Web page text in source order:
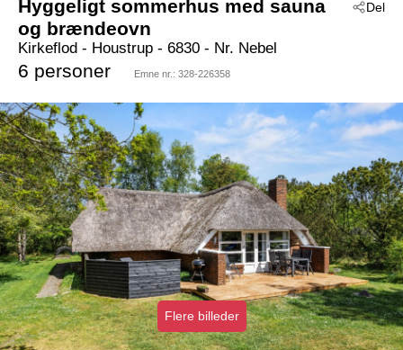
Del
Hyggeligt sommerhus med sauna
og brændeovn
Kirkeflod - Houstrup - 6830 - Nr. Nebel
6 personer Emne nr.: 328-226358
Flere billeder